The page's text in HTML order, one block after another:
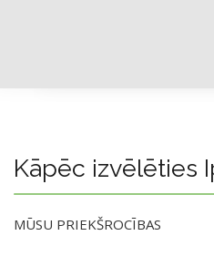
Kāpēc izvēlēties
MŪSU PRIEKŠROCĪBAS